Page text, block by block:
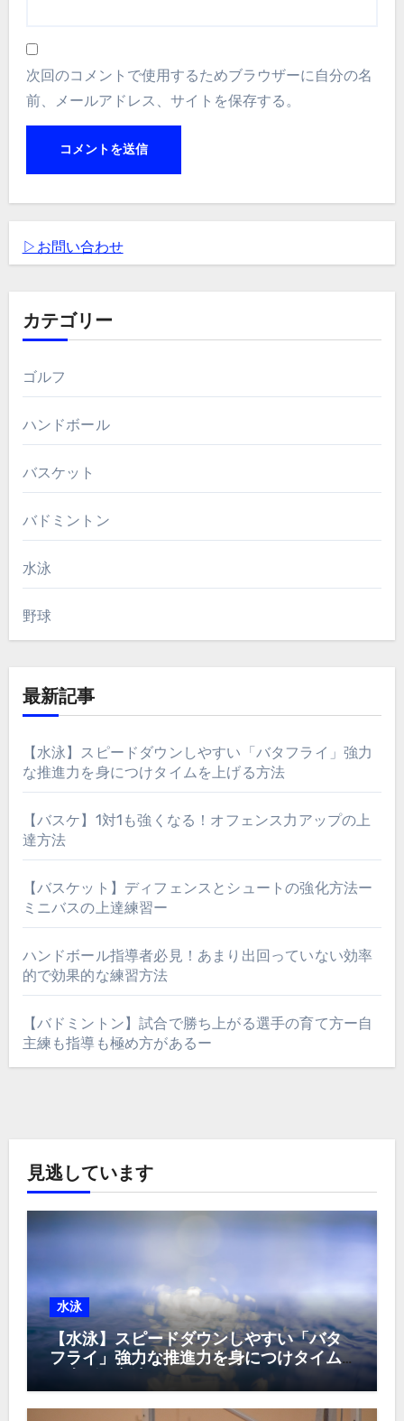
次回のコメントで使用するためブラウザーに自分の名
前、メールアドレス、サイトを保存する。
▷お問い合わせ
カテゴリー
ゴルフ
ハンドボール
バスケット
バドミントン
水泳
野球
最新記事
【水泳】スピードダウンしやすい「バタフライ」強力
な推進力を身につけタイムを上げる方法
【バスケ】1対1も強くなる！オフェンス力アップの上
達方法
【バスケット】ディフェンスとシュートの強化方法ー
ミニバスの上達練習ー
ハンドボール指導者必見！あまり出回っていない効率
的で効果的な練習方法
【バドミントン】試合で勝ち上がる選手の育て方ー自
主練も指導も極め方があるー
見逃しています
水泳
【水泳】スピードダウンしやすい「バタ
フライ」強力な推進力を身につけタイム